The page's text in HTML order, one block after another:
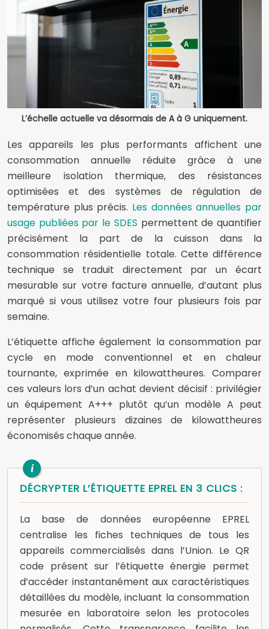
L’échelle actuelle va désormais de A à G uniquement.
Les appareils les plus performants affichent une
consommation annuelle réduite grâce à une
meilleure isolation thermique, des résistances
optimisées et des systèmes de régulation de
température plus précis. Les données annuelles par
usage publiées par le SDES permettent de quantifier
précisément la part de la cuisson dans la
consommation résidentielle totale. Cette différence
technique se traduit directement par un écart
mesurable sur votre facture annuelle, d’autant plus
marqué si vous utilisez votre four plusieurs fois par
semaine.
L’étiquette affiche également la consommation par
cycle en mode conventionnel et en chaleur
tournante, exprimée en kilowattheures. Comparer
ces valeurs lors d’un achat devient décisif : privilégier
un équipement A+++ plutôt qu’un modèle A peut
représenter plusieurs dizaines de kilowattheures
économisés chaque année.
DÉCRYPTER L’ÉTIQUETTE EPREL EN 3 CLICS :
La base de données européenne EPREL
centralise les fiches techniques de tous les
appareils commercialisés dans l’Union. Le QR
code présent sur l’étiquette énergie permet
d’accéder instantanément aux caractéristiques
détaillées du modèle, incluant la consommation
mesurée en laboratoire selon les protocoles